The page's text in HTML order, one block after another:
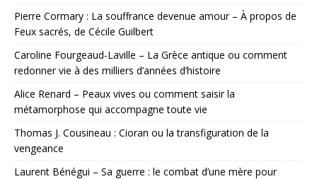
Pierre Cormary : La souffrance devenue amour – À propos de
Feux sacrés, de Cécile Guilbert
Caroline Fourgeaud-Laville – La Grèce antique ou comment
redonner vie à des milliers d’années d’histoire
Alice Renard – Peaux vives ou comment saisir la
métamorphose qui accompagne toute vie
Thomas J. Cousineau : Cioran ou la transfiguration de la
vengeance
Laurent Bénégui – Sa guerre : le combat d’une mère pour